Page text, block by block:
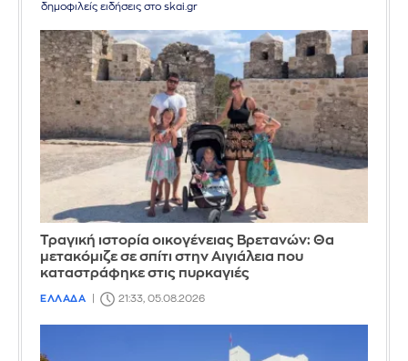
δημοφιλείς ειδήσεις στο skai.gr
Τραγική ιστορία οικογένειας Βρετανών: Θα
μετακόμιζε σε σπίτι στην Αιγιάλεια που
καταστράφηκε στις πυρκαγιές
ΕΛΛΑΔΑ 21:33, 05.08.2026